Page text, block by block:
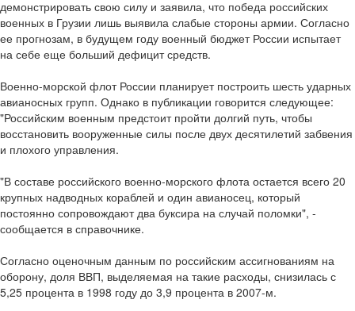
демонстрировать свою силу и заявила, что победа российских
военных в Грузии лишь выявила слабые стороны армии. Согласно
ее прогнозам, в будущем году военный бюджет России испытает
на себе еще больший дефицит средств.
Военно-морской флот России планирует построить шесть ударных
авианосных групп. Однако в публикации говорится следующее:
"Российским военным предстоит пройти долгий путь, чтобы
восстановить вооруженные силы после двух десятилетий забвения
и плохого управления.
"В составе российского военно-морского флота остается всего 20
крупных надводных кораблей и один авианосец, который
постоянно сопровождают два буксира на случай поломки", -
сообщается в справочнике.
Согласно оценочным данным по российским ассигнованиям на
оборону, доля ВВП, выделяемая на такие расходы, снизилась с
5,25 процента в 1998 году до 3,9 процента в 2007-м.